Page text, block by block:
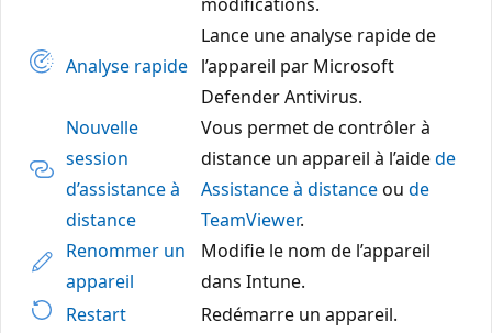
Analyse rapide
Lance une analyse rapide de
l’appareil par Microsoft
Defender Antivirus.
Nouvelle
session
d’assistance à
distance
Vous permet de contrôler à
distance un appareil à l’aidede
Assistance à distanceou de
TeamViewer.
Renommer un
appareil
Modifie le nom de l’appareil
dans Intune.
Restart
Redémarre un appareil.